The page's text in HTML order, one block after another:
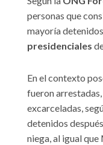
personas que
mayoría
presidenciales
En el contexto
fueron
excarceladas,
detenidos
niega, al igual